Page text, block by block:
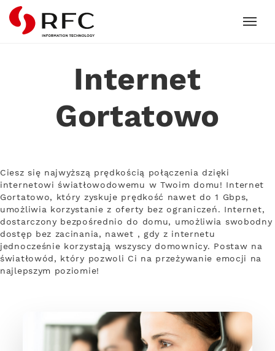
RFC
Internet
Gortatowo
Ciesz się najwyższą prędkością połączenia dzięki
internetowi światłowodowemu w Twoim domu! Internet
Gortatowo, który zyskuje prędkość nawet do 1 Gbps,
umożliwia korzystanie z oferty bez ograniczeń. Internet,
dostarczony bezpośrednio do domu, umożliwia swobodny
dostęp bez zacinania, nawet , gdy z internetu
jednocześnie korzystają wszyscy domownicy. Postaw na
światłowód, który pozwoli Ci na przeżywanie emocji na
najlepszym poziomie!